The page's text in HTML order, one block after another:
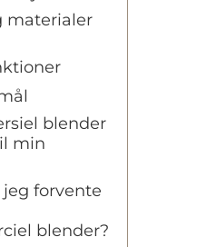
materialer
blender
min
forvente
blender?